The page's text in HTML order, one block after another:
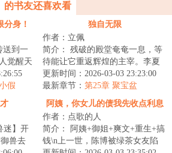
的书友还喜欢看
分身！
送到一
觉醒天
假
独自无限
作者：立佩
简介： 残破的殿堂奄奄一息，等
待能让它重返辉煌的主宰。李夏
成为超脱殿堂的使徒，却发现这
个快死...
更新时间：2026-03-03 23:23:00
最新章节： 第25章 聚宝盆
迷】开
兽去
阿姨，你女儿的债我先收点利息
作者：点歌的人
简介： 阿姨+御姐+爽文+重生+搞
钱\n上一世，陈博被绿茶女友陷